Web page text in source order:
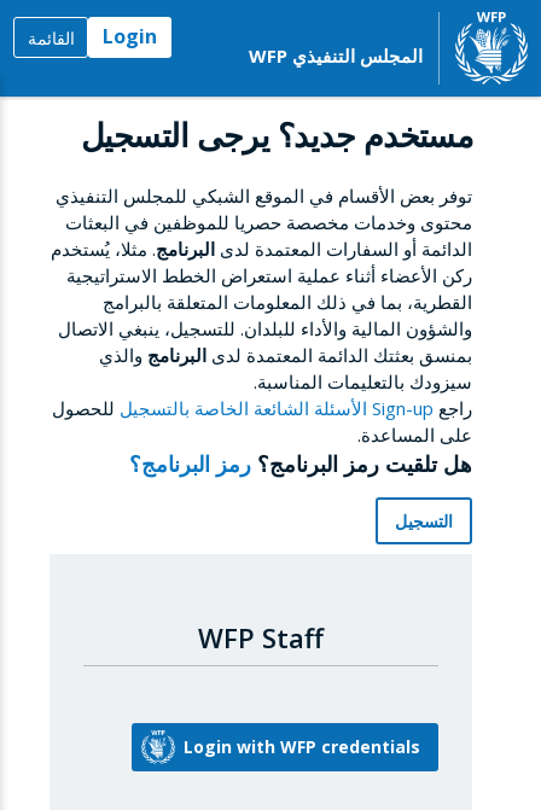
المجلس التنفيذي WFP
Login القائمة
مستخدم جديد؟ يرجى التسجيل
توفر بعض الأقسام في الموقع الشبكي للمجلس التنفيذي
محتوى وخدمات مخصصة حصريا للموظفين في البعثات
الدائمة أو السفارات المعتمدة لدى البرنامج. مثلا، يُستخدم
ركن الأعضاء أثناء عملية استعراض الخطط الاستراتيجية
القطرية، بما في ذلك المعلومات المتعلقة بالبرامج
والشؤون المالية والأداء للبلدان. للتسجيل، ينبغي الاتصال
بمنسق بعثتك الدائمة المعتمدة لدى البرنامج والذي
سيزودك بالتعليمات المناسبة.
راجع Sign-up الأسئلة الشائعة الخاصة بالتسجيل
للحصول
على المساعدة.
هل تلقيت رمز البرنامج؟ رمز البرنامج؟
التسجيل
WFP Staff